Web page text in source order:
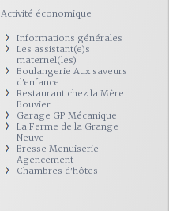
Activité économique
Informations générales
Les assistant(e)s
maternel(les)
Boulangerie Aux saveurs
d'enfance
Restaurant chez la Mère
Bouvier
Garage GP Mécanique
La Ferme de la Grange
Neuve
Bresse Menuiserie
Agencement
Chambres d'hôtes